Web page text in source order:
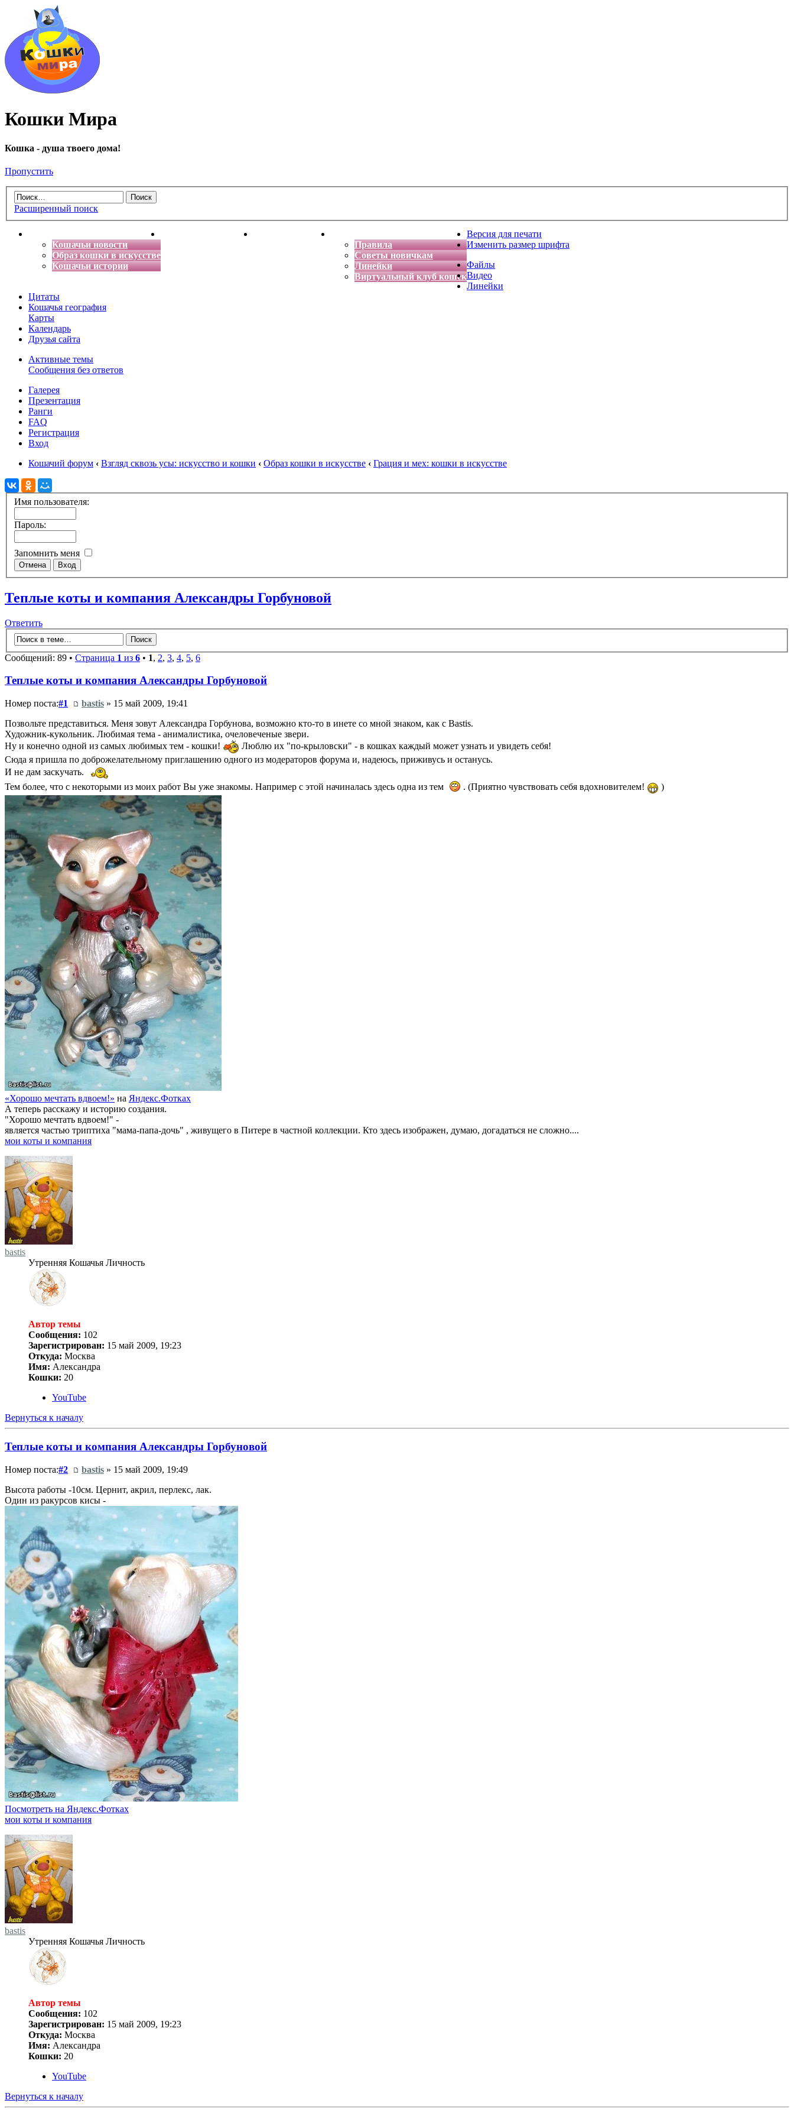
Кошки Мира
Кошка - душа твоего дома!
Пропустить
Расширенный поиск
Кошачьи новости
Образ кошки в искусстве
Кошачьи истории
Энциклопедия кошек Детская фантазия
Правила
Советы новичкам
Линейки
Виртуальный клуб кошек
Версия для печати
Изменить размер шрифта
Файлы
Видео
Линейки
Цитаты
Кошачья география
Карты
Календарь
Друзья сайта
Активные темы
Сообщения без ответов
Галерея
Презентация
Ранги
FAQ
Регистрация
Вход
Кошачий форум ‹ Взгляд сквозь усы: искусство и кошки ‹ Образ кошки в искусстве ‹ Грация и мех: кошки в искусстве
Имя пользователя:
Пароль:
Запомнить меня
Теплые коты и компания Александры Горбуновой
Ответить
Сообщений: 89 • Страница 1 из 6 • 1, 2, 3, 4, 5, 6
Теплые коты и компания Александры Горбуновой
Номер поста:#1 bastis » 15 май 2009, 19:41
Позвольте представиться. Меня зовут Александра Горбунова, возможно кто-то в инете со мной знаком, как с Bastis.
Художник-кукольник. Любимая тема - анималистика, очеловеченые звери.
Ну и конечно одной из самых любимых тем - кошки!
Люблю их "по-крыловски" - в кошках каждый может узнать и увидеть себя!
Сюда я пришла по доброжелательному приглашению одного из модераторов форума и, надеюсь, приживусь и останусь.
И не дам заскучать.
Тем более, что с некоторыми из моих работ Вы уже знакомы. Например с этой начиналась здесь одна из тем
. (Приятно чувствовать себя вдохновителем! )
«Хорошо мечтать вдвоем!» на Яндекс.Фотках
А теперь расскажу и историю создания.
"Хорошо мечтать вдвоем!" -
является частью триптиха "мама-папа-дочь" , живущего в Питере в частной коллекции. Кто здесь изображен, думаю, догадаться не сложно....
мои коты и компания
bastis
Утренняя Кошачья Личность
Автор темы
Сообщения: 102
Зарегистрирован: 15 май 2009, 19:23
Откуда: Москва
Имя: Александра
Кошки: 20
YouTube
Вернуться к началу
Теплые коты и компания Александры Горбуновой
Номер поста:#2 bastis » 15 май 2009, 19:49
Высота работы -10см. Цернит, акрил, перлекс, лак.
Один из ракурсов кисы -
Посмотреть на Яндекс.Фотках
мои коты и компания
bastis
Утренняя Кошачья Личность
Автор темы
Сообщения: 102
Зарегистрирован: 15 май 2009, 19:23
Откуда: Москва
Имя: Александра
Кошки: 20
YouTube
Вернуться к началу